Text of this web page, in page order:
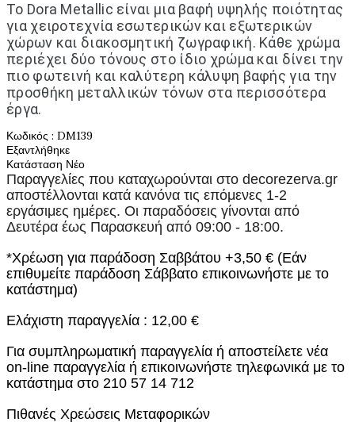
Το Dora Metallic είναι μια βαφή υψηλής ποιότητας
για χειροτεχνία εσωτερικών και εξωτερικών
χώρων και διακοσμητική ζωγραφική. Κάθε χρώμα
περιέχει δύο τόνους στο ίδιο χρώμα και δίνει την
πιο φωτεινή και καλύτερη κάλυψη βαφής για την
προσθήκη μεταλλικών τόνων στα περισσότερα
έργα.
Κωδικός : DM139
Εξαντλήθηκε
Κατάσταση Νέο
Παραγγελίες που καταχωρούνται στο decorezerva.gr
αποστέλλονται κατά κανόνα τις επόμενες 1-2
εργάσιμες ημέρες. Οι παραδόσεις γίνονται από
Δευτέρα έως Παρασκευή από 09:00 - 18:00.
*Χρέωση για παράδοση Σαββάτου +3,50 € (Εάν
επιθυμείτε παράδοση Σάββατο επικοινωνήστε με το
κατάστημα)
Ελάχιστη παραγγελία : 12,00 €
Για συμπληρωματική παραγγελία ή αποστείλετε νέα
on-line παραγγελία ή επικοινωνήστε τηλεφωνικά με το
κατάστημα στο 210 57 14 712
Πιθανές Χρεώσεις Μεταφορικών